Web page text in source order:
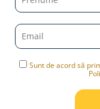
Sunt de acord să